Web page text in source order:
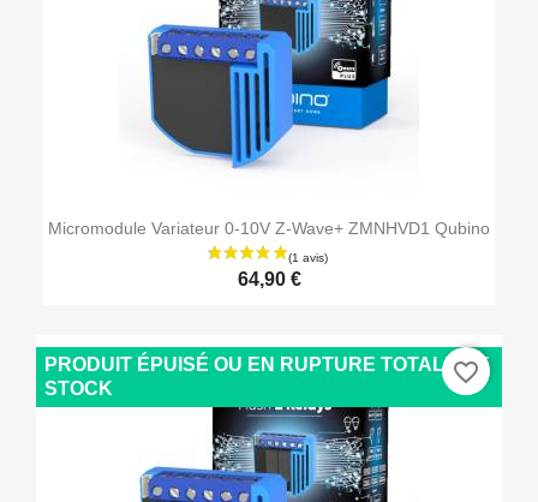
Micromodule Variateur 0-10V Z-Wave+ ZMNHVD1 Qubino
64,90 €
PRODUIT ÉPUISÉ OU EN RUPTURE TOTALE DE
STOCK
favorite_border